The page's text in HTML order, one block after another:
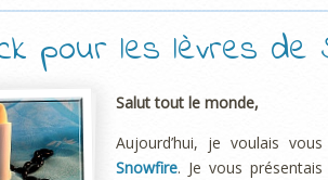
pour les lèvres de
Salut tout le monde,
Aujourd’hui, je voulais
Snowfire. Je vous